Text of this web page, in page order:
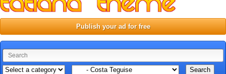
Publish your ad for free
Search